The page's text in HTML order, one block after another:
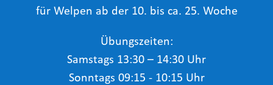
für Welpen ab der 10. bis ca. 25. Woche
Übungszeiten:
Samstags 13:30 – 14:30 Uhr
Sonntags 09:15 - 10:15 Uhr